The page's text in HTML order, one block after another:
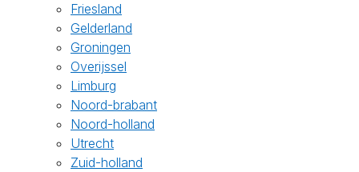
Friesland
Gelderland
Groningen
Overijssel
Limburg
Noord-brabant
Noord-holland
Utrecht
Zuid-holland